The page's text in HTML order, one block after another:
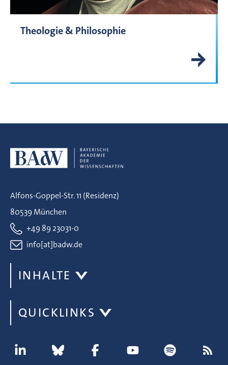
Theologie & Philosophie
Alfons-Goppel-Str. 11 (Residenz)
80539 München
+49 89 23031-0
info[at]badw.de
INHALTE
QUICKLINKS